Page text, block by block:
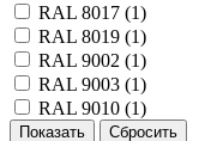
RAL 8017 (1)
RAL 8019 (1)
RAL 9002 (1)
RAL 9003 (1)
RAL 9010 (1)